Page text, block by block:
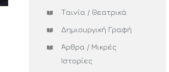
Ταινία / Θεατρικά
Δημιουργική Γραφή
Άρθρα / Μικρές
Ιστορίες